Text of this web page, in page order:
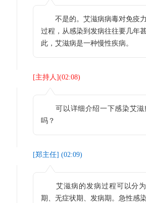
不是的。艾滋病病毒对免疫力
过程，从感染到发病往往要几年
此，艾滋病是一种慢性疾病。
[主持人](02:08)
可以详细介绍一下感染艾滋
吗？
[郑主任] (02:09)
艾滋病的发病过程可以分为
期、无症状期、发病期。急性感